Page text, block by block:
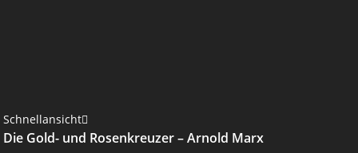
Schnellansicht
Die Gold- und Rosenkreuzer – Arnold Marx